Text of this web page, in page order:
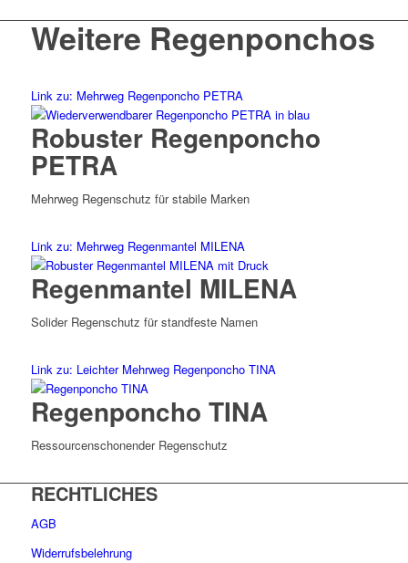
Weitere Regenponchos
Link zu: Mehrweg Regenponcho PETRA
Robuster Regenponcho
PETRA
Mehrweg Regenschutz für stabile Marken
Link zu: Mehrweg Regenmantel MILENA
Regenmantel MILENA
Solider Regenschutz für standfeste Namen
Link zu: Leichter Mehrweg Regenponcho TINA
Regenponcho TINA
Ressourcenschonender Regenschutz
RECHTLICHES
AGB
Widerrufsbelehrung